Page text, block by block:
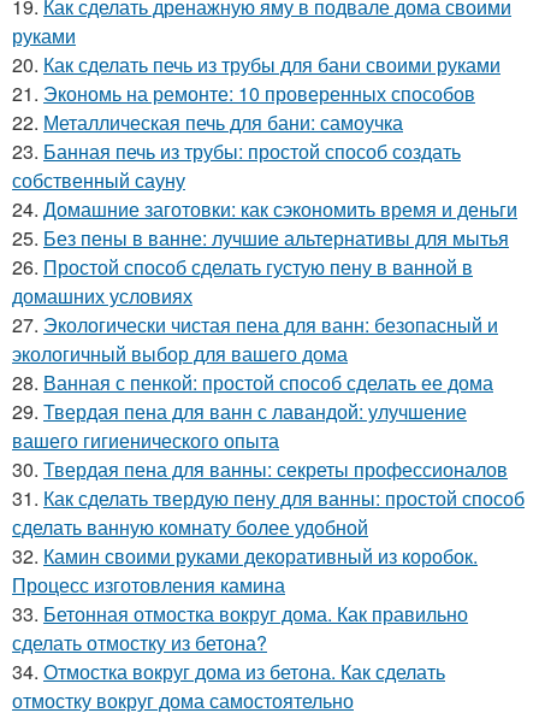
19. Как сделать дренажную яму в подвале дома своими
руками
20. Как сделать печь из трубы для бани своими руками
21. Экономь на ремонте: 10 проверенных способов
22. Металлическая печь для бани: самоучка
23. Банная печь из трубы: простой способ создать
собственный сауну
24. Домашние заготовки: как сэкономить время и деньги
25. Без пены в ванне: лучшие альтернативы для мытья
26. Простой способ сделать густую пену в ванной в
домашних условиях
27. Экологически чистая пена для ванн: безопасный и
экологичный выбор для вашего дома
28. Ванная с пенкой: простой способ сделать ее дома
29. Твердая пена для ванн с лавандой: улучшение
вашего гигиенического опыта
30. Твердая пена для ванны: секреты профессионалов
31. Как сделать твердую пену для ванны: простой способ
сделать ванную комнату более удобной
32. Камин своими руками декоративный из коробок.
Процесс изготовления камина
33. Бетонная отмостка вокруг дома. Как правильно
сделать отмостку из бетона?
34. Отмостка вокруг дома из бетона. Как сделать
отмостку вокруг дома самостоятельно